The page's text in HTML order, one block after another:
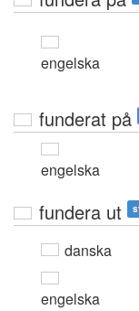
engelska
funderat på
engelska
fundera ut
danska
engelska